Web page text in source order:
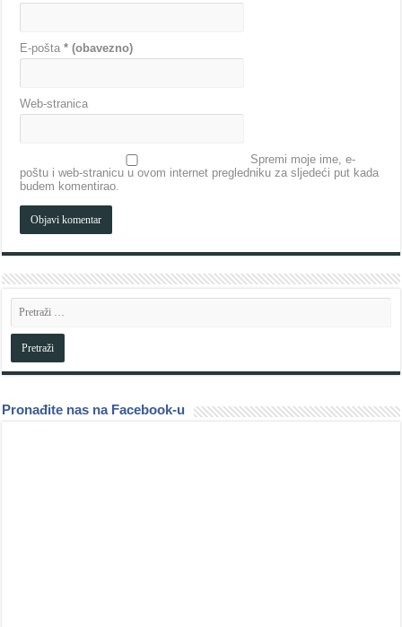
E-pošta* (obavezno)
Web-stranica
Spremi moje ime, e-
poštu i web-stranicu u ovom internet pregledniku za sljedeći put kada
budem komentirao.
Pronađite nas na Facebook-u